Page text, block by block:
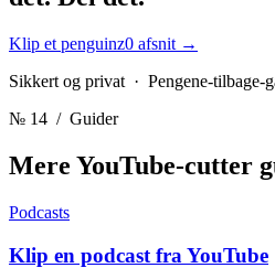
Klip et penguinz0 afsnit →
Sikkert og privat · Pengene-tilbage-
№ 14 / Guider
Mere YouTube-cutter
Podcasts
Klip en podcast fra YouTube